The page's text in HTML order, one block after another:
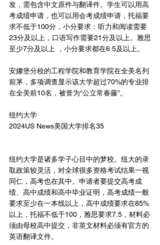
发，需包含中文原件与翻译件。学生可以用高
考成绩申请，也可以用会考成绩申请，托福要
求不低于100分，小分要求：听力和阅读需要
23分及以上，口语写作需要21分及以上。雅思
至少7分及以上 ，小分要求都在6.5及以上。
安娜堡分校的工程学院和教育学院在全美名列
前茅，多项调查显示该大学超过70%的专业排
在全美前10名，被誉为“公立常春藤”。
纽约大学
2024US News美国大学排名35
纽约大学是诸多学子心目中的梦校。纽大的录
取政策较灵活，对全球很多资格考试结果一视
同仁，高考也在其中。申请者要提交高考成
绩、高中成绩和高中毕业证明，高考成绩一般
要求至少在一本线以上，高中成绩要求在85%
以上，托福不低于100，雅思要求7.5，材料必
须由母校高中提交，非英文材料必须有官方的
英语翻译文件。